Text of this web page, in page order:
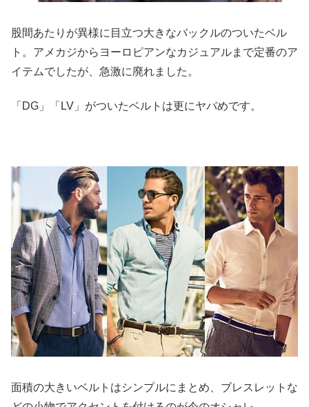
股間あたりが異様に目立つ大きなバックルのついたベル
ト。アメカジからヨーロピアンなカジュアルまで定番のア
イテムでしたが、急激に廃れました。
「DG」「LV」がついたベルトは更にヤバめです。
面積の大きいベルトはシンプルにまとめ、ブレスレットな